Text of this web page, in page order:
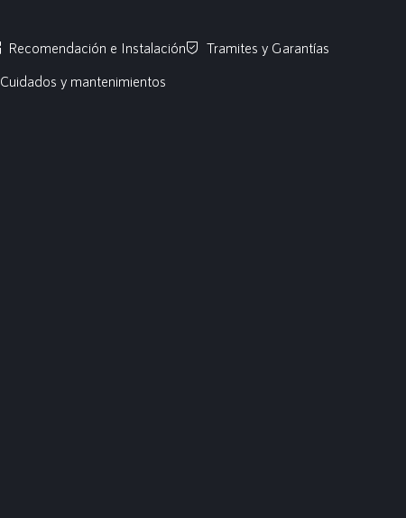
Recomendación e Instalación
Tramites y Garantías
Cuidados y mantenimientos